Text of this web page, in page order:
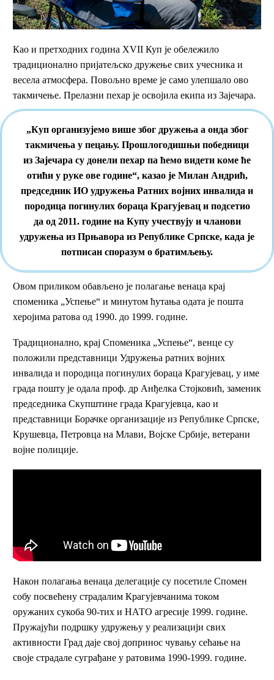
Као и претходних година XVII Куп је обележило
традиционално пријатељско дружење свих учесника и
весела атмосфера. Повољно време је само улепшало ово
такмичење. Прелазни пехар је освојила екипа из Зајечара.
„Куп организујемо више због дружења а онда због
такмичења у пецању. Прошлогодишњи победници
из Зајечара су донели пехар па ћемо видети коме ће
отићи у руке ове године“, казао је Милан Андрић,
председник ИО удружења Ратних војних инвалида и
породица погинулих бораца Крагујевац и подсетио
да од 2011. године на Купу учествују и чланови
удружења из Прњавора из Републике Српске, када је
потписан споразум о братимљењу.
Овом приликом обављено је полагање венаца крај
споменика „Успење“ и минутом ћутања одата је пошта
херојима ратова од 1990. до 1999. године.
Традиционално, крај Споменика „Успење“, венце су
положили представници Удружења ратних војних
инвалида и породица погинулих бораца Крагујевац, у име
града пошту је одала проф. др Анђелка Стојковић, заменик
председника Скупштине града Крагујевца, као и
представници Борачке организације из Републике Српске,
Крушевца, Петровца на Млави, Војске Србије, ветерани
војне полиције.
Након полагања венаца делегације су посетиле Спомен
собу посвећену страдалим Крагујевчанима током
оружаних сукоба 90-тих и НАТО агресије 1999. године.
Пружајући подршку удружењу у реализацији свих
активности Град даје свој допринос чувању сећање на
своје страдале суграђане у ратовима 1990-1999. године.